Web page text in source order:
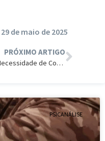
29 de maio de 2025
PRÓXIMO ARTIGO
A Necessidade de Controle e Manipulação de George Soros.
PSICANÁLISE